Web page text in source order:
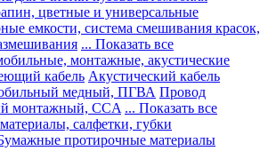
цветные и универсальные
емкости, система смешивания красок,
... Показать все
монтажные, акустические
кабель Акустический кабель
медный, ПГВА Провод
монтажный, CCA ... Показать все
салфетки, губки
протирочные материалы